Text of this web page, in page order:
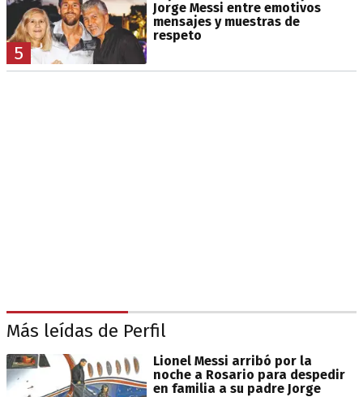
5
Jorge Messi entre emotivos
mensajes y muestras de
respeto
Más leídas de Perfil
Lionel Messi arribó por la
noche a Rosario para despedir
en familia a su padre Jorge